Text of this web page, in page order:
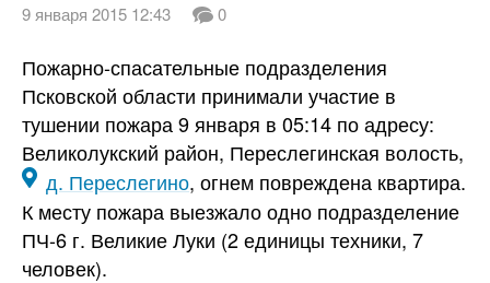
9 января 2015 12:43 0
Пожарно-спасательные подразделения
Псковской области принимали участие в
тушении пожара 9 января в 05:14 по адресу:
Великолукский район, Переслегинская волость,
д. Переслегино, огнем повреждена квартира.
К месту пожара выезжало одно подразделение
ПЧ-6 г. Великие Луки (2 единицы техники, 7
человек).